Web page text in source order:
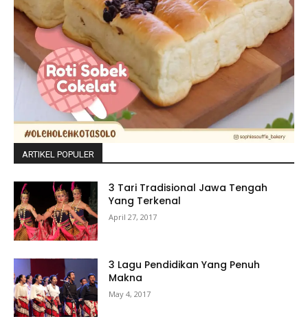
ARTIKEL POPULER
3 Tari Tradisional Jawa Tengah
Yang Terkenal
April 27, 2017
3 Lagu Pendidikan Yang Penuh
Makna
May 4, 2017